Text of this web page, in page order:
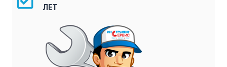
ЛЕТ